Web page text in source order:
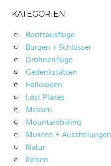
KATEGORIEN
Bootsausflüge
Burgen + Schlösser
Drohnenflüge
Gedenkstätten
Halloween
Lost Places
Messen
Mountainbiking
Museen + Ausstellungen
Natur
Reisen